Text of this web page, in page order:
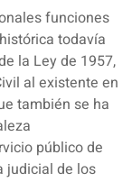
funciones
todavía
la Ley de 1957,
al existente en
también se ha
público de
judicial de los